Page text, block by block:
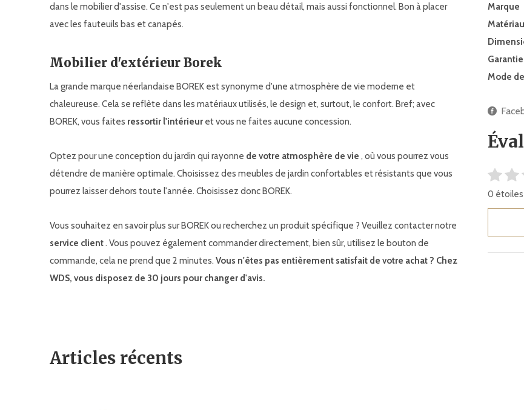
dans le mobilier d'assise. Ce n'est pas seulement un beau détail, mais aussi fonctionnel. Bon à placer
avec les fauteuils bas et canapés.
Mobilier d'extérieur Borek
La grande marque néerlandaise BOREK est synonyme d'une atmosphère de vie moderne et
chaleureuse. Cela se reflète dans les matériaux utilisés, le design et, surtout, le confort. Bref; avec
BOREK, vous faites ressortir l'intérieur et vous ne faites aucune concession.
Optez pour une conception du jardin qui rayonne de votre atmosphère de vie , où vous pourrez vous
détendre de manière optimale. Choisissez des meubles de jardin confortables et résistants que vous
pourrez laisser dehors toute l'année. Choisissez donc BOREK.
Vous souhaitez en savoir plus sur BOREK ou recherchez un produit spécifique ? Veuillez contacter notre
service client. Vous pouvez également commander directement, bien sûr, utilisez le bouton de
commande, cela ne prend que 2 minutes. Vous n'êtes pas entièrement satisfait de votre achat ? Chez
WDS, vous disposez de 30 jours pour changer d'avis.
Marque
Garantie
Mode
0 étoiles
Articles récents